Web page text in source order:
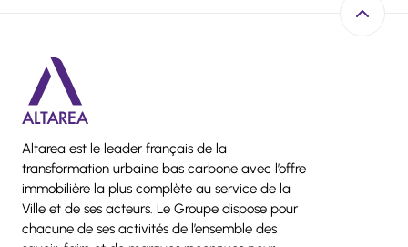
Altarea est le leader français de la
transformation urbaine bas carbone avec l’offre
immobilière la plus complète au service de la
Ville et de ses acteurs. Le Groupe dispose pour
chacune de ses activités de l’ensemble des
Retour